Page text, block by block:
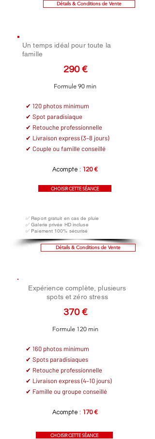
Détails & Conditions de Vente
Un temps idéal pour toute la
famille
290 €
Formule 90 min
✔ 120 photos minimum
✔ Spot paradisiaque
✔ Retouche professionnelle
✔ Livraison express (3–8 jours)
✔ Couple ou famille conseillé
Acompte : 120 €
CHOISIR CETTE SÉANCE
✅ Report gratuit en cas de pluie
✅ Galerie privée HD incluse
✅ Paiement 100% sécurisé
Détails & Conditions de Vente
Expérience complète, plusieurs
spots et zéro stress
370 €
Formule 120 min
✔ 160 photos minimum
✔ Spots paradisiaques
✔ Retouche professionnelle
✔ Livraison express (4–10 jours)
✔ Famille ou groupe conseillé
Acompte : 170 €
CHOISIR CETTE SÉANCE